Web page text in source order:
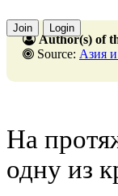
Join Login
Author(s) of
Source: Азия
На
одну из